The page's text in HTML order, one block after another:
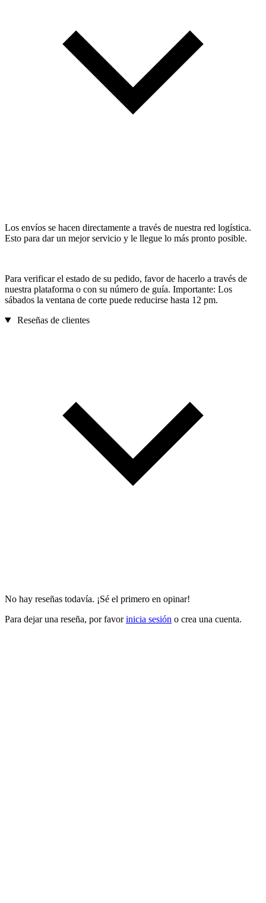
Los envíos se hacen directamente a través de nuestra red logística.
Esto para dar un mejor servicio y le llegue lo más pronto posible.
Para verificar el estado de su pedido, favor de hacerlo a través de
nuestra plataforma o con su número de guía. Importante: Los
sábados la ventana de corte puede reducirse hasta 12 pm.
Reseñas de clientes
No hay reseñas todavía. ¡Sé el primero en opinar!
Para dejar una reseña, por favorinicia sesión o crea una cuenta.